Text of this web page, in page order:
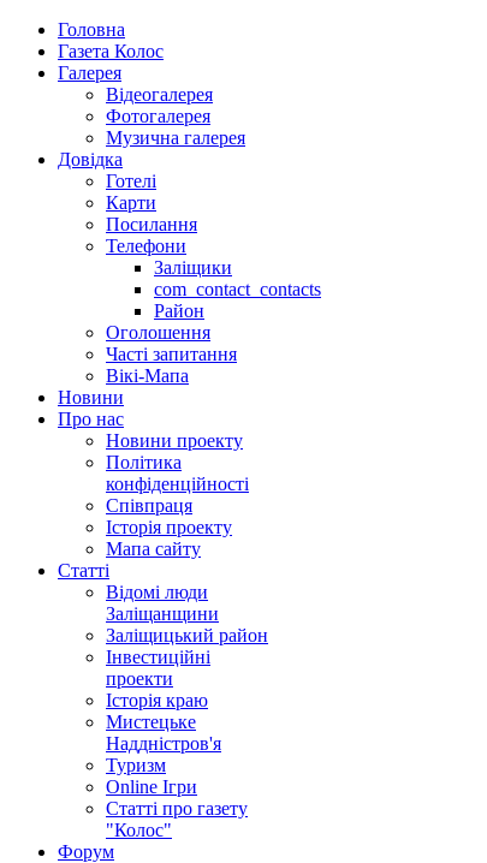
Головна
Газета Колос
Галерея
Відеогалерея
Фотогалерея
Музична галерея
Довідка
Готелі
Карти
Посилання
Телефони
Заліщики
com_contact_contacts
Район
Оголошення
Часті запитання
Вікі-Мапа
Новини
Про нас
Новини проекту
Політика
конфіденційності
Співпраця
Історія проекту
Мапа сайту
Статті
Відомі люди
Заліщанщини
Заліщицький район
Інвестиційні
проекти
Історія краю
Мистецьке
Наддністров'я
Туризм
Online Ігри
Статті про газету
"Колос"
Форум